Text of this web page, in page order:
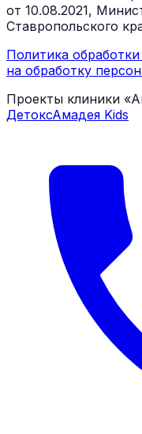
от 10.08.2021,
Ставропольского
Политика
на обработку
Проекты клиники
ДетоксАмадея Kids